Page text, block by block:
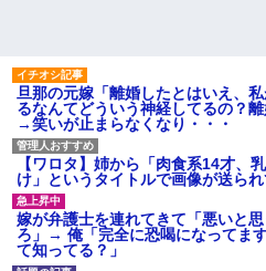
私「初めて飲む味だけどなん
のお茶？」彼「ちっ！」私「」
【GIF】JSのカンチョーワロ
タ
後続車にクラクションを鳴ら
され彼氏が逆切れ。「何クラク
ション鳴らしてんだ！降りてこ
いよ！」と怒鳴りだし...
【衝撃】報酬100万円超の治験
募集がこちらｗｗｗｗｗ(※画像
あり)
旦那の元嫁「離婚したとはいえ、
るなんてどういう神経してるの？
→笑いが止まらなくなり・・・
【ワロタ】姉から「肉食系14才、
け」というタイトルで画像が送ら
嫁が弁護士を連れてきて「悪いと
ろ」→ 俺「完全に恐喝になってま
て知ってる？」